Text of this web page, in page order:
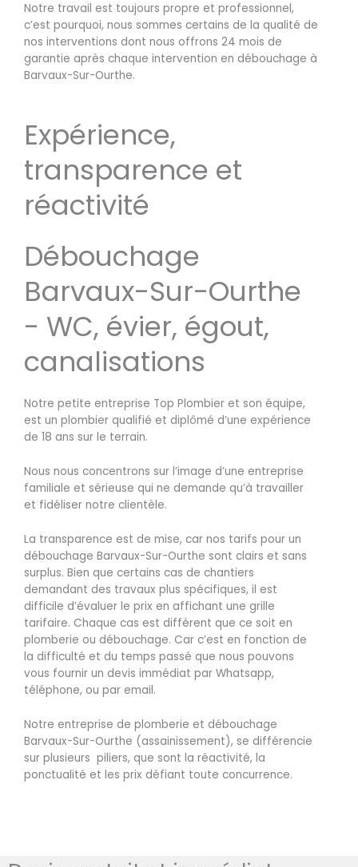
Notre travail est toujours propre et professionnel,
c’est pourquoi, nous sommes certains de la qualité de
nos interventions dont nous offrons 24 mois de
garantie après chaque intervention en débouchage à
Barvaux-Sur-Ourthe.
Expérience,
transparence et
réactivité
Débouchage
Barvaux-Sur-Ourthe
- WC, évier, égout,
canalisations
Notre petite entreprise Top Plombier et son équipe,
est un plombier qualifié et diplômé d’une expérience
de 18 ans sur le terrain.
Nous nous concentrons sur l’image d’une entreprise
familiale et sérieuse qui ne demande qu’à travailler
et fidéliser notre clientèle.
La transparence est de mise, car nos tarifs pour un
débouchage Barvaux-Sur-Ourthe sont clairs et sans
surplus. Bien que certains cas de chantiers
demandant des travaux plus spécifiques, il est
difficile d’évaluer le prix en affichant une grille
tarifaire. Chaque cas est différent que ce soit en
plomberie ou débouchage. Car c’est en fonction de
la difficulté et du temps passé que nous pouvons
vous fournir un devis immédiat par Whatsapp,
téléphone, ou par email.
Notre entreprise de plomberie et débouchage
Barvaux-Sur-Ourthe (assainissement), se différencie
sur plusieurs piliers, que sont la réactivité, la
ponctualité et les prix défiant toute concurrence.